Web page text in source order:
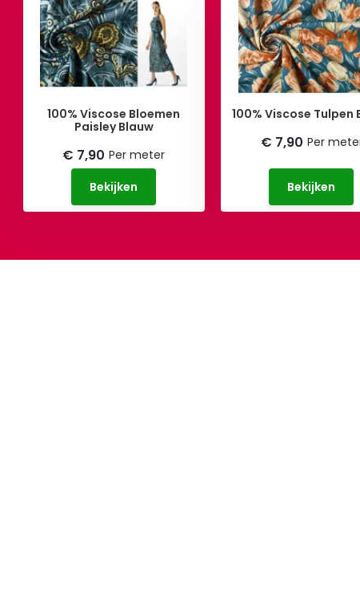
100% Viscose Bloemen
Paisley Blauw
€ 7,90 Per meter
Bekijken
100% Viscose Tulpen
€ 7,90 Per
Bekijken